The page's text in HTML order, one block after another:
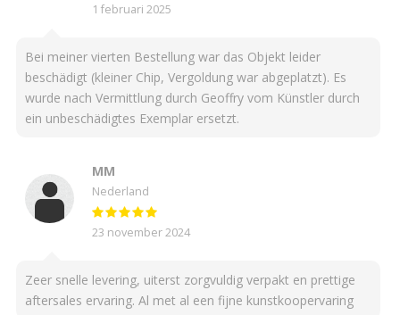
1 februari 2025
Bei meiner vierten Bestellung war das Objekt leider
beschädigt (kleiner Chip, Vergoldung war abgeplatzt). Es
wurde nach Vermittlung durch Geoffry vom Künstler durch
ein unbeschädigtes Exemplar ersetzt.
MM
Nederland
23 november 2024
Zeer snelle levering, uiterst zorgvuldig verpakt en prettige
aftersales ervaring. Al met al een fijne kunstkoopervaring